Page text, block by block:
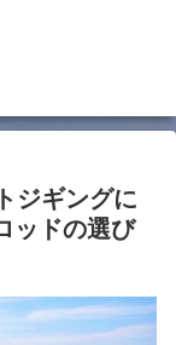
ジギングに
ッドの選び